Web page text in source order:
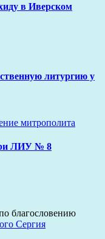
в Иверском
литургию у
митрополита
ЛИУ № 8
благословению
Сергия